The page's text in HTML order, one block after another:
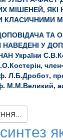
МІШЕНЕЙ,
КЛАСИЧНИМИ
ТА
У
України
Л.Б.Дробот,
М.М.Великий,